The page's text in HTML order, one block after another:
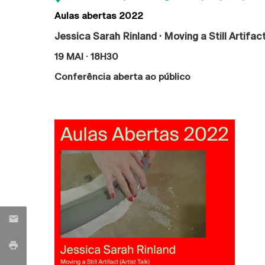
Aulas abertas 2022
Jessica Sarah Rinland · Moving a Still
19 MAI · 18H30
Conferência aberta ao público